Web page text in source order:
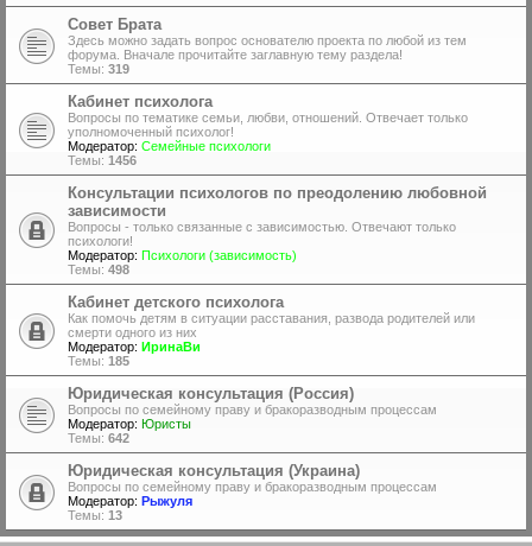
Совет Брата
Здесь можно задать вопрос основателю проекта по любой из тем
форума. Вначале прочитайте заглавную тему раздела!
Темы: 319
Кабинет психолога
Вопросы по тематике семьи, любви, отношений. Отвечает только
уполномоченный психолог!
Модератор: Семейные психологи
Темы: 1456
Консультации психологов по преодолению любовной
зависимости
Вопросы - только связанные с зависимостью. Отвечают только
психологи!
Модератор: Психологи (зависимость)
Темы: 498
Кабинет детского психолога
Как помочь детям в ситуации расставания, развода родителей или
смерти одного из них
Модератор: ИринаВи
Темы: 185
Юридическая консультация (Россия)
Вопросы по семейному праву и бракоразводным процессам
Модератор: Юристы
Темы: 642
Юридическая консультация (Украина)
Вопросы по семейному праву и бракоразводным процессам
Модератор: Рыжуля
Темы: 13